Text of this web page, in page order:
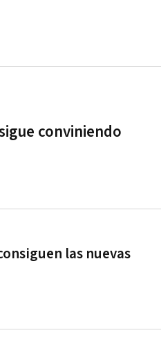
conviniendo
las nuevas